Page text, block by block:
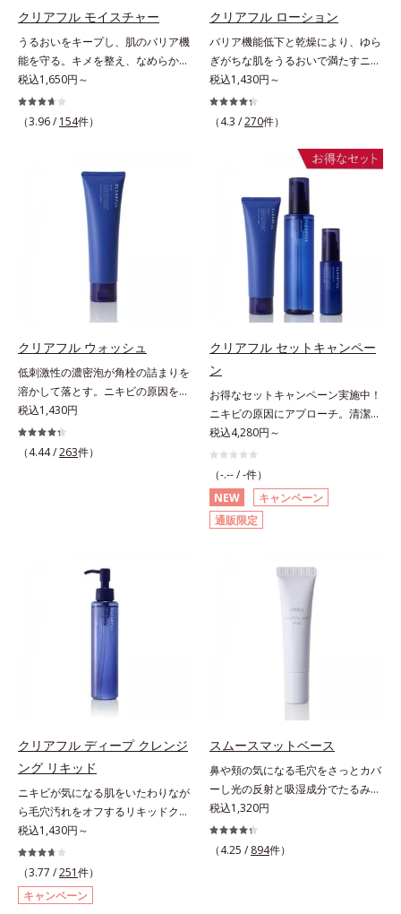
と光を拡散させ、メイク×スキンケ
アのW効果で軽やかな美肌を印象づ
けます。紫外線吸収剤フリーなのに
高SPF値、さらにスキンプロテクト
複合成分(*3)が、ブルーライト、紫
外線、大気中の微粒子汚れなどの外
的ダメージから肌表面をガードしま
でも、ただ隠すだけでなく、乾きや
すい肌にうるおいを届けながら、光
拡散効果で乾燥小ジワや毛穴もカバ
ーします。【ラスティング効果】皮
脂選択テカリ防止成分(*5)テカリの
主成分を選択的に吸収し、うるおい
はしっかり残すことでカバー力を保
複合成分配合＝肌を保護し、乾燥を
防ぐ複合成分 ※ ビルベリー葉エ
キス、タベブイアインペチギノサ樹
皮エキス*4 グリセリルグルコシド
ルジメチコン）クロスポリマー、ジ
メチコン（カバー成分）*5 アクリ
※敏感肌対象パッチテスト済（すべ
ての人に皮膚刺激がおきないという
わけではありません）※アレルギー
テスト済＝全ての方にアレルギーが
おきないということではありません
※ノンコメドジェニックテスト済＝
と）ができないというわけではあり
クリアフル モイスチャー
うるおいをキープし、肌のバリア機
能を守る。キメを整え、なめらかな
肌にするニキビ対策保湿液。「ニキ
ビをくり返してしまう」「毛穴目立
ちが気になる」「マスク生活であご
本原因「肌のバリア機能の低下」
と、肌悩み「毛穴の目立ち」の両方
にWでアプローチする、薬用ニキビ
対策スキンケアシリーズです。5種
の和漢植物由来成分とコラーゲンが
肌をいたわりながらうるおいを与
え、バリア機能を維持。ニキビがで
きにくい肌を目指します。さらにビ
タミンC誘導体をはじめとした5種
の整肌成分(*1)から成る「ナノVCシ
が浸透してから成分を放出する特殊
技術によって、高い浸透力(*2)と安
定性を実現。毛穴の目立ちをしっか
りケア(*3)して、ゆらぎやすいニキ
ビ肌を、みずみずしい清潔な垢抜け
ン酸、ユズセラミド、スフィンゴ糖
脂質*2 角層内*3 うるおいによりキ
メを整えて毛穴を目立たなくする*4
洗浄による汚れの除去*5 すべての
方に皮膚刺激がおきないというわけ
ではありません※敏感肌対象パッチ
テスト済（すべての人に皮膚刺激が
おきないというわけではありませ
税込1,650円～
（3.96 / 154件）
クリアフル ローション
バリア機能低下と乾燥により、ゆら
ぎがちな肌をうるおいで満たすニキ
ビ対策化粧水。「ニキビをくり返し
てしまう」「毛穴目立ちが気にな
る」「マスク生活であごや口まわり
に。くり返しニキビの根本原因「肌
のバリア機能の低下」と、肌悩み
「毛穴の目立ち」の両方にWでアプ
ローチする、薬用ニキビ対策スキン
ケアシリーズです。5種の和漢植物
由来成分とコラーゲンが肌をいたわ
りながらうるおいを与え、バリア機
能を維持。ニキビができにくい肌を
目指します。さらにビタミンC誘導
体をはじめとした5種の整肌成分
(*1)から成る「ナノVCショットカプ
から成分を放出する特殊技術によっ
て、高い浸透力(*2)と安定性を実
現。毛穴の目立ちをしっかりケア
(*3)して、ゆらぎやすいニキビ肌
を、みずみずしい清潔な垢抜け肌
(*4)へと導きます。たっぷりの保湿
成分で低刺激。敏感肌の方にもお使
いいただけます(*5)。*1 テトラ2-ヘ
キシルデカン酸アスコルビル、天然
酸、ユズセラミド、スフィンゴ糖脂
質*2 角層内*3 うるおいによりキメ
を整えて毛穴を目立たなくする*4
洗浄による汚れの除去*5 すべての
おきないというわけではありませ
税込1,430円～
（4.3 /270件）
クリアフル ウォッシュ
低刺激性の濃密泡が角栓の詰まりを
溶かして落とす。ニキビの原因を残
さないクリアな肌に洗い上げる洗顔
料。「ニキビをくり返してしまう」
「毛穴目立ちが気になる」「マスク
です。5種の和漢植物由来成分とコ
ラーゲンが肌をいたわりながらうる
おいを与え、バリア機能を維持。ニ
キビができにくい肌を目指します。
した5種の整肌成分(*1)から成る
「ナノVCショットカプセル」を配
合。カプセルが浸透してから成分を
透力(*2)と安定性を実現。毛穴の目
立ちをしっかりケア(*3)して、ゆら
ぎやすいニキビ肌を、みずみずしい
清潔な垢抜け肌(*4)へと導きます。
たっぷりの保湿成分で低刺激。敏感
(*5)。*1 テトラ2-ヘキシルデカン酸
アスコルビル、天然ビタミンE、イ
ノシット、フィチン酸、ユズセラミ
税込1,430円
（4.44 /263件）
クリアフル セットキャンペー
ン
お得なセットキャンペーン実施中！
ニキビの原因にアプローチ。清潔な
垢抜け肌(*1)へ。「ニキビをくり返
してしまう」「毛穴目立ち(*2)が気
になる」「マスク生活であごや口ま
わりのニキビが気になる」というお
悩みに。くり返しニキビの根本原因
「肌のバリア機能の低下」と、肌悩
プローチする、薬用ニキビ対策スキ
ンケアシリーズです。5種の和漢植
物由来成分とコラーゲンが肌をいた
わりながらうるおいを与え、バリア
機能を維持。ニキビができにくい肌
導体(*3)と5種の整肌成分(*4)から成
て、高い浸透力(*6)と安定性を実
現。毛穴の目立ちをしっかりケア
(*7)して、ゆらぎやすいニキビ肌
を、みずみずしい清潔な垢抜け肌
(*1)へと導きます。たっぷりの保湿
成分で低刺激。敏感肌の方にもお使
税込4,280円～
（-.-- / -件）
NEW
キャンペーン
通販限定
クリアフル ディープ クレンジ
ング リキッド
ニキビが気になる肌をいたわりなが
ら毛穴汚れをオフするリキッドクレ
ンジング。ニキビにお悩みの肌をい
たわりながら、メイクをしっかりオ
フするリキッドクレンジングです。
ファンデーション、ポイントメイク
などの個々の汚れに対応する洗浄成
税込1,430円～
（3.77 /251件）
キャンペーン
スムースマットベース
鼻や頬の気になる毛穴をさっとカバ
ーし光の反射と吸湿成分でたるみ毛
穴もふんわり一掃。肌になじむクリ
ーム状の部分用化粧下地。小鼻や頬
の気になる毛穴にさっと塗るだけ
税込1,320円
（4.25 / 894件）